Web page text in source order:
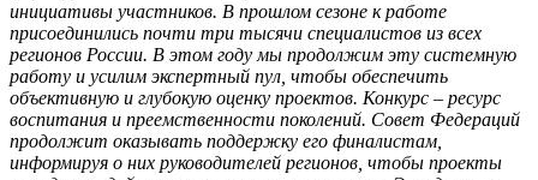
инициативы участников. В прошлом сезоне к работе
присоединились почти три тысячи специалистов из всех
регионов России. В этом году мы продолжим эту системную
работу и усилим экспертный пул, чтобы обеспечить
объективную и глубокую оценку проектов. Конкурс – ресурс
воспитания и преемственности поколений. Совет Федераций
продолжит оказывать поддержку его финалистам,
информируя о них руководителей регионов, чтобы проекты